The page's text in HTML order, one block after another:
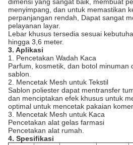
menyimpang, dan untuk memastikan
perpanjangan rendah, Dapat sangat
pelayanan layar.
Lebar khusus tersedia sesuai
hingga 3,6 meter.
3. Aplikasi
1. Pencetakan Wadah Kaca
Parfum, kosmetik, dan botol minuman
sablon.
2. Mencetak Mesh untuk Tekstil
Sablon poliester dapat mentransfer
dan menciptakan efek khusus untuk
optimal untuk mencetak pakaian
3. Mencetak Mesh untuk Kaca
Pencetakan alat gelas farmasi
Pencetakan alat rumah.
4. Spesifikasi